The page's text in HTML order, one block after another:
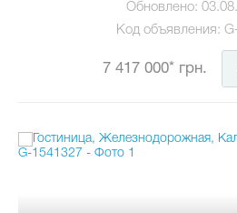
Обновлено:
Код объявления:
7 417 000* грн.